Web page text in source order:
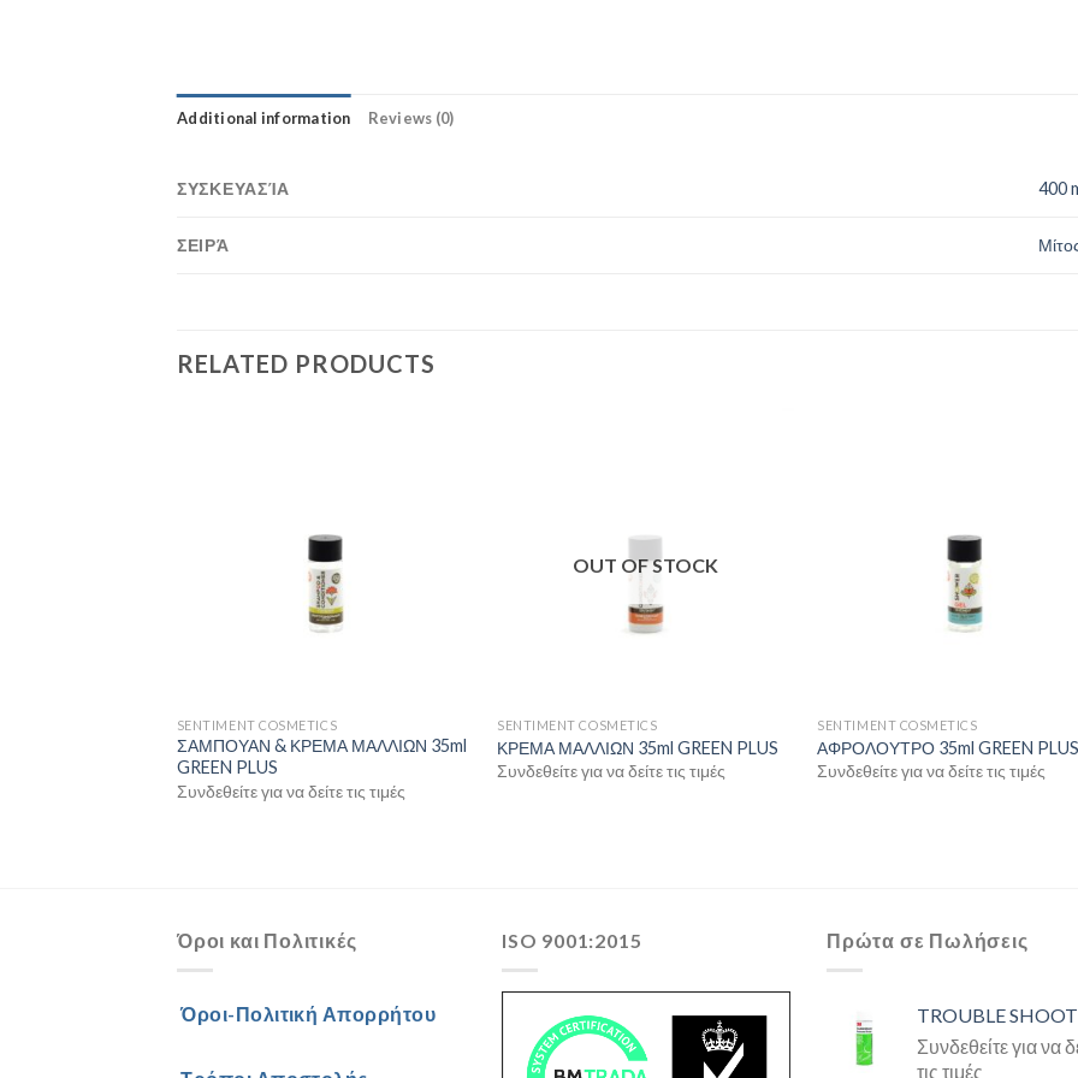
Additional information Reviews (0)
ΣΥΣΚΕΥΑΣΊΑ 400
ΣΕΙΡΆ
RELATED PRODUCTS
SENTIMENT COSMETICS
ΣΑΜΠΟΥΑΝ & ΚΡΕΜΑ ΜΑΛΛΙΩΝ 35ml
GREEN PLUS
Συνδεθείτε για να δείτε τις τιμές
OUT OF STOCK
SENTIMENT COSMETICS
ΚΡΕΜΑ ΜΑΛΛΙΩΝ 35ml GREEN PLUS
Συνδεθείτε για να δείτε τις τιμές
SENTIMENT COSMETICS
ΑΦΡΟΛΟΥΤΡΟ 35ml GREEN
Συνδεθείτε για να δείτε τις τιμές
Όροι και Πολιτικές
Όροι-Πολιτική Απορρήτου
ISO 9001:2015 Πρώτα σε Πωλήσεις
TROUBLE
Συνδεθείτε για να
τις τιμές